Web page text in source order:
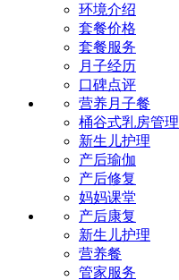
环境介绍
套餐价格
套餐服务
月子经历
口碑点评
营养月子餐
桶谷式乳房管理
新生儿护理
产后瑜伽
产后修复
妈妈课堂
产后康复
新生儿护理
营养餐
管家服务